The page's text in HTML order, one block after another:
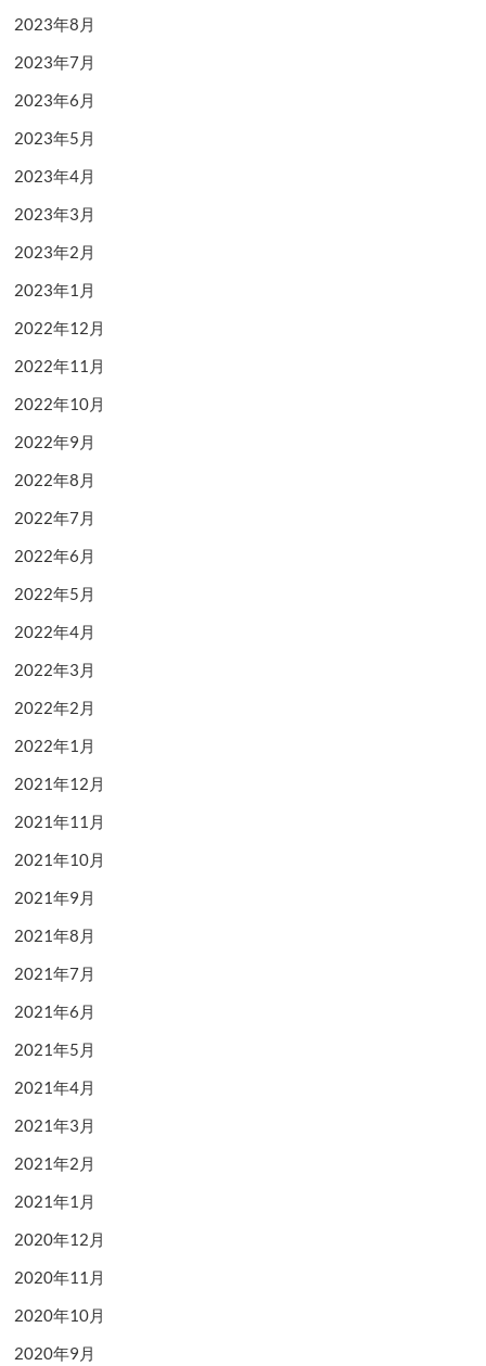
2023年8月
2023年7月
2023年6月
2023年5月
2023年4月
2023年3月
2023年2月
2023年1月
2022年12月
2022年11月
2022年10月
2022年9月
2022年8月
2022年7月
2022年6月
2022年5月
2022年4月
2022年3月
2022年2月
2022年1月
2021年12月
2021年11月
2021年10月
2021年9月
2021年8月
2021年7月
2021年6月
2021年5月
2021年4月
2021年3月
2021年2月
2021年1月
2020年12月
2020年11月
2020年10月
2020年9月